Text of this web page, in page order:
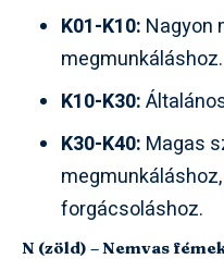
K01-K10: Nagyon
megmunkáláshoz.
K10-K30:
K30-K40: Magas
forgácsoláshoz.
N (zöld) – Nemvas